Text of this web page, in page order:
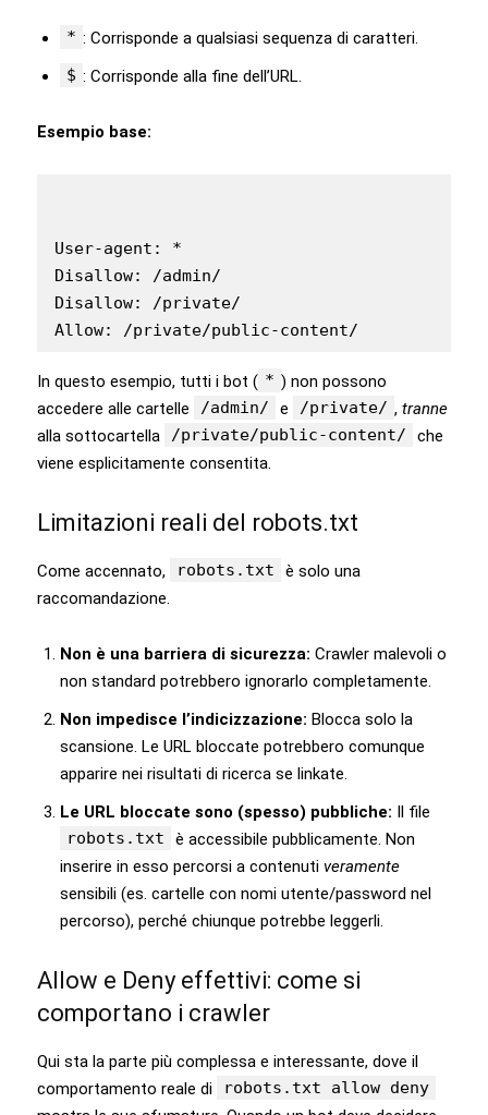
* : Corrisponde a qualsiasi sequenza di caratteri.
$ : Corrisponde alla fine dell’URL.
Esempio base:
User-agent: *
Disallow: /admin/
Disallow: /private/
In questo esempio, tutti i bot ( * ) non possono
accedere alle cartelle
/admin/ e /private/ , tranne
alla sottocartella
/private/public-content/
che
viene esplicitamente consentita.
Limitazioni reali del robots.txt
Come accennato, robots.txt
è solo una
raccomandazione.
Non è una barriera di sicurezza: Crawler malevoli o
non standard potrebbero ignorarlo completamente.
Non impedisce l’indicizzazione: Blocca solo la
scansione. Le URL bloccate potrebbero comunque
apparire nei risultati di ricerca se linkate.
Le URL bloccate sono (spesso) pubbliche: Il file
robots.txt
è accessibile pubblicamente. Non
inserire in esso percorsi a contenuti veramente
sensibili (es. cartelle con nomi utente/password nel
percorso), perché chiunque potrebbe leggerli.
Allow e Deny effettivi: come si
comportano i crawler
Qui sta la parte più complessa e interessante, dove il
comportamento reale di
robots.txt allow deny